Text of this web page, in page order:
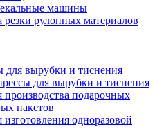
машины
резки рулонных материалов
для вырубки и тиснения
для вырубки и тиснения
производства подарочных
пакетов
одноразовой